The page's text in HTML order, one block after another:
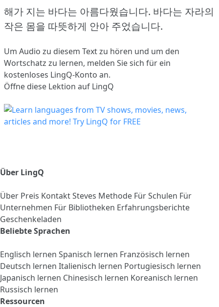
해가 지는 바다는 아름다웠습니다. 바다는 자라의
작은 몸을 따뜻하게 안아 주었습니다.
Um Audio zu diesem Text zu hören und um den
Wortschatz zu lernen, melden Sie sich für ein
kostenloses LingQ-Konto an.
Öffne diese Lektion auf LingQ
Über LingQ
Über Preis KontaktSteves Methode Für Schulen Für
Unternehmen Für Bibliotheken Erfahrungsberichte
Geschenkeladen
Beliebte Sprachen
Englisch lernen Spanisch lernen Französisch lernen
Deutsch lernen Italienisch lernen Portugiesisch lernen
Japanisch lernen Chinesisch lernen Koreanisch lernen
Russisch lernen
Ressourcen